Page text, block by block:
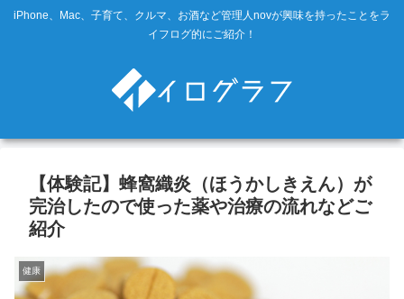
iPhone、Mac、子育て、クルマ、お酒など管理人novが興味を持ったことをラ
イフログ的にご紹介！
【体験記】蜂窩織炎（ほうかしきえん）が
完治したので使った薬や治療の流れなどご
紹介
健康